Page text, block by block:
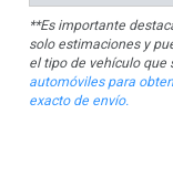
**Es importante
solo estimaciones y
el tipo de vehículo que
automóviles para
exacto de envío.